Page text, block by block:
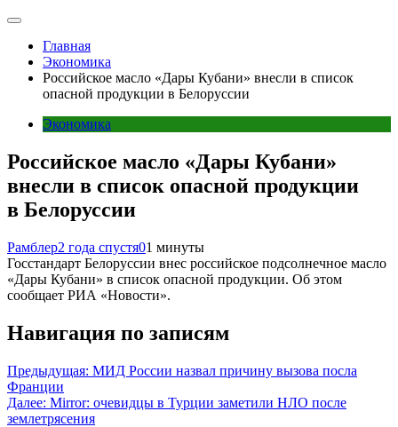
Главная
Экономика
Российское масло «Дары Кубани» внесли в список
опасной продукции в Белоруссии
Экономика
Российское масло «Дары Кубани»
внесли в список опасной продукции
в Белоруссии
Рамблер2 года спустя01 минуты
Госстандарт Белоруссии внес российское подсолнечное масло
«Дары Кубани» в список опасной продукции. Об этом
сообщает РИА «Новости».
Навигация по записям
Предыдущая: МИД России назвал причину вызова посла
Франции
Далее: Mirror: очевидцы в Турции заметили НЛО после
землетрясения